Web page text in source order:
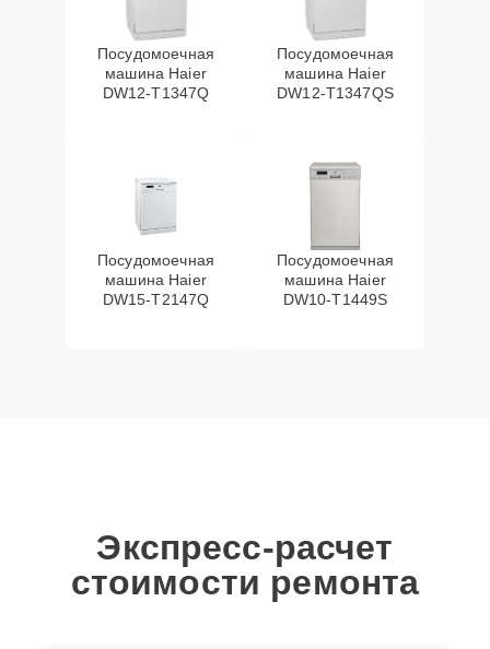
Посудомоечная
машина Haier
DW12-T1347Q
Посудомоечная
машина Haier
DW12-T1347QS
Посудомоечная
машина Haier
DW15-T2147Q
Посудомоечная
машина Haier
DW10-T1449S
Экспресс-расчет
стоимости ремонта